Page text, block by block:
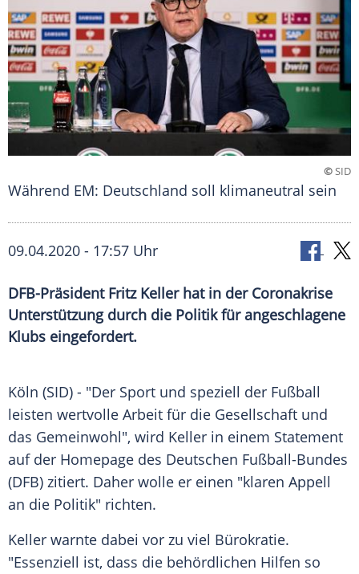
©SID
Während EM: Deutschland soll klimaneutral sein
09.04.2020 - 17:57 Uhr
DFB-Präsident Fritz Keller hat in der Coronakrise
Unterstützung durch die Politik für angeschlagene
Klubs eingefordert.
Köln (SID) - "Der Sport und speziell der Fußball
leisten wertvolle Arbeit für die Gesellschaft und
das Gemeinwohl", wird Keller in einem Statement
auf der Homepage des Deutschen Fußball-Bundes
(DFB) zitiert. Daher wolle er einen "klaren Appell
an die Politik" richten.
Keller warnte dabei vor zu viel Bürokratie.
"Essenziell ist, dass die behördlichen Hilfen so